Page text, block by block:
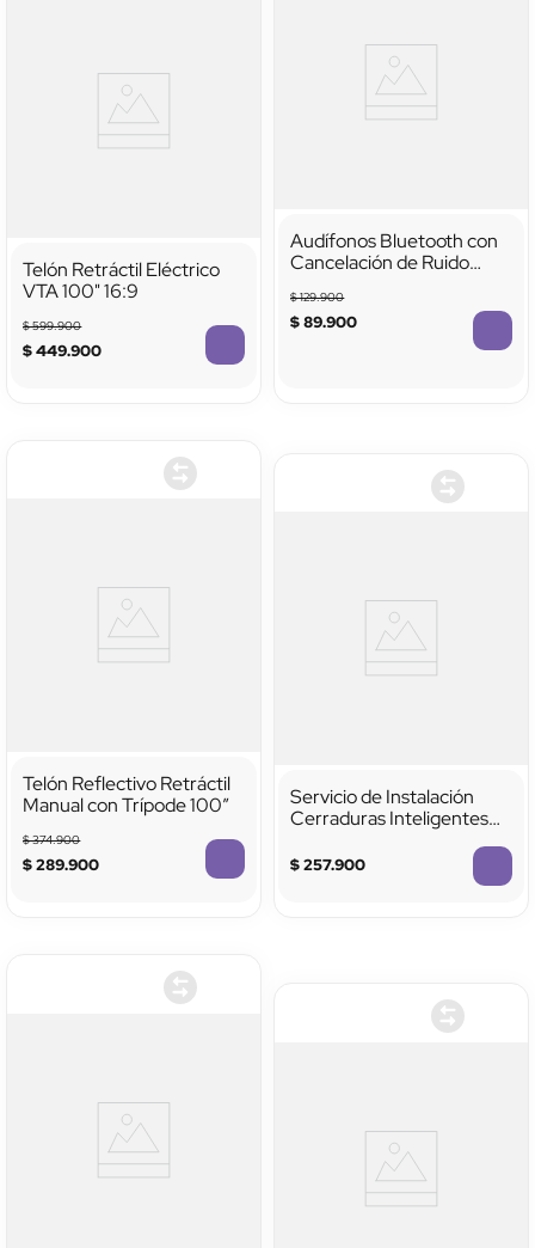
Telón Retráctil Eléctrico
VTA 100" 16:9
$599.900
$449.900
Audífonos Bluetooth con
Cancelación de Ruido
$129.900
$89.900
Telón Reflectivo Retráctil
Manual con Trípode 100”
$374.900
$289.900
Servicio de Instalación
Cerraduras Inteligentes
$257.900